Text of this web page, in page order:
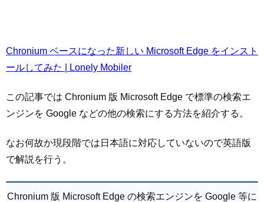
Chronium ベースになった新しい Microsoft Edge をインスト
ールしてみた | Lonely Mobiler
この記事では Chronium 版 Microsoft Edge で標準の検索エ
ンジンを Google などの他の検索にする方法を紹介する。
なお何故か現段階では日本語に対応していないので英語版
で解説を行う。
Chronium 版 Microsoft Edge の検索エンジンを Google 等に